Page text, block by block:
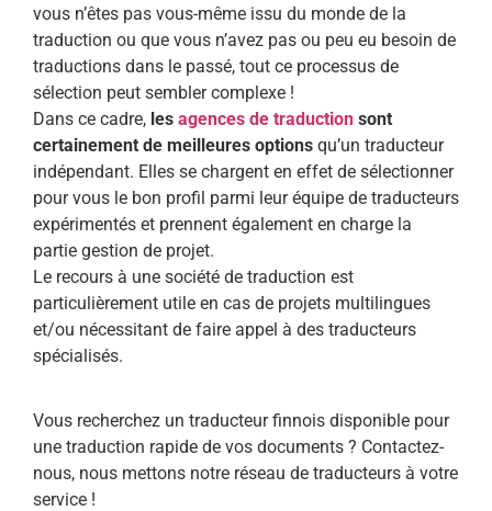
vous n’êtes pas vous-même issu du monde de la
traduction ou que vous n’avez pas ou peu eu besoin de
traductions dans le passé, tout ce processus de
sélection peut sembler complexe !
Dans ce cadre, les agences de traduction sont
certainement de meilleures options qu’un traducteur
indépendant. Elles se chargent en effet de sélectionner
pour vous le bon profil parmi leur équipe de traducteurs
expérimentés et prennent également en charge la
partie gestion de projet.
Le recours à une société de traduction est
particulièrement utile en cas de projets multilingues
et/ou nécessitant de faire appel à des traducteurs
spécialisés.
Vous recherchez un traducteur finnois disponible pour
une traduction rapide de vos documents ? Contactez-
nous, nous mettons notre réseau de traducteurs à votre
service !